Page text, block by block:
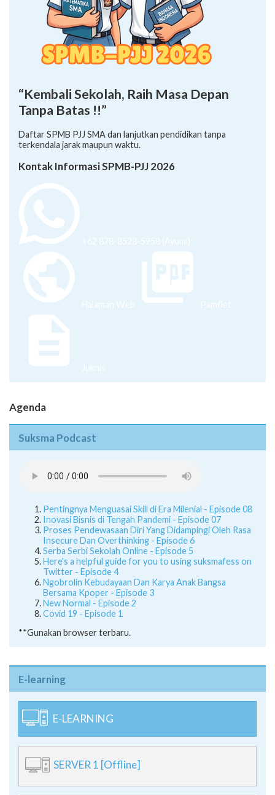
“Kembali Sekolah, Raih Masa Depan
Tanpa Batas !!”
Daftar SPMB PJJ SMA dan lanjutkan pendidikan tanpa
terkendala jarak maupun waktu.
Kontak Informasi SPMB-PJJ 2026
+62 878-8528-5958 (Ayumi)
Halaman Web Pamflet
Juknis
Agenda
Suksma Podcast
Pentingnya Menguasai Skill di Era Milenial - Episode 08
Inovasi Bisnis di Tengah Pandemi - Episode 07
Proses Pendewasaan Diri Yang Didampingi Oleh Rasa
Insecure Dan Overthinking - Episode 6
Serba Serbi Sekolah Online - Episode 5
Here's a helpful guide for you to using suksmafess on
Twitter - Episode 4
Ngobrolin Kebudayaan Dan Karya Anak Bangsa
Bersama Kpoper - Episode 3
New Normal - Episode 2
Covid 19 - Episode 1
**Gunakan browser terbaru.
E-learning
E-LEARNING
SERVER 1 [Offline]